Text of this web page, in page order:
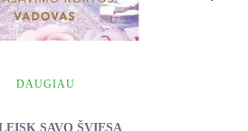
Ir galų gale pabandykite
iš tokių senų laikų, kad
DAUGIAU
SAVO ŠVIESĄ